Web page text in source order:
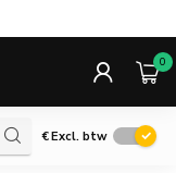
0
€Excl. btw